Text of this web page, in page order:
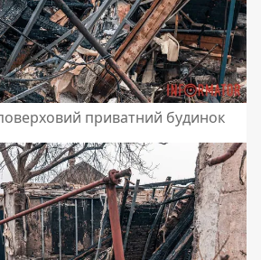
приватний будинок